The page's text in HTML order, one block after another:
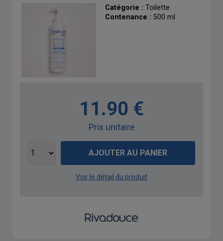
Catégorie : Toilette
Contenance : 500 ml
11.90 €
Prix unitaire
AJOUTER AU PANIER
Voir le détail du produit